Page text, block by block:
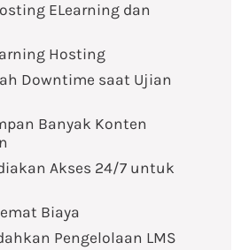
ELearning dan
Hosting
Downtime saat Ujian
Banyak Konten
Akses 24/7 untuk
Biaya
Pengelolaan LMS